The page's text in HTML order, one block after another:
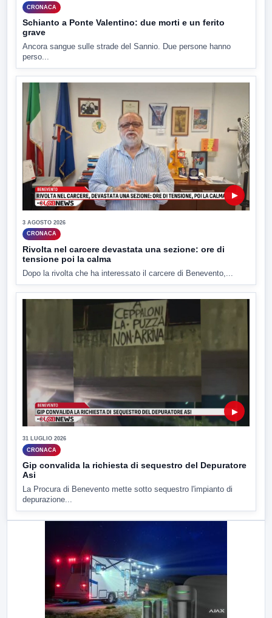
CRONACA
Schianto a Ponte Valentino: due morti e un ferito
grave
Ancora sangue sulle strade del Sannio. Due persone hanno
perso...
▶
3 AGOSTO 2026
CRONACA
Rivolta nel carcere devastata una sezione: ore di
tensione poi la calma
Dopo la rivolta che ha interessato il carcere di Benevento,...
▶
31 LUGLIO 2026
CRONACA
Gip convalida la richiesta di sequestro del Depuratore
Asi
La Procura di Benevento mette sotto sequestro l'impianto di
depurazione...